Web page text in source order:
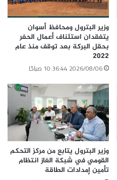
نسخ الرابط
وزير البترول ومحافظ أسوان
يتفقدان استئناف أعمال الحفر
بحقل البركة بعد توقف منذ عام
2022
2026/08/06 10:36:44 صباحًا
وزير البترول يتابع من مركز التحكم
القومي في شبكة الغاز انتظام
تأمين إمدادات الطاقة